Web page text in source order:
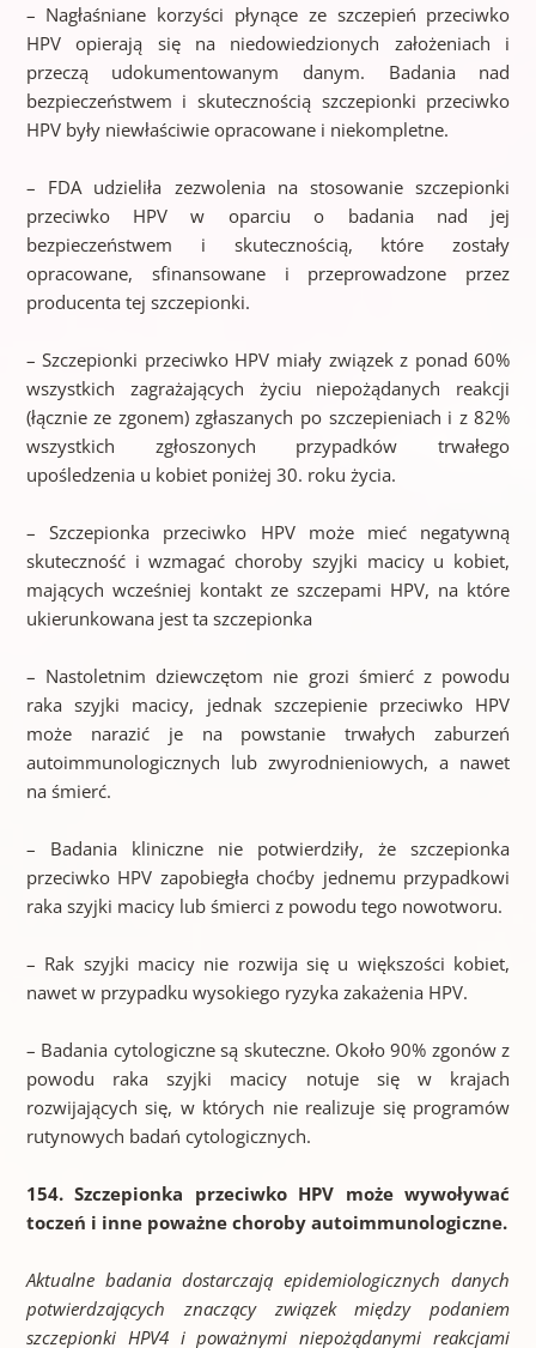
– Nagłaśniane korzyści płynące ze szczepień przeciwko
HPV opierają się na niedowiedzionych założeniach i
przeczą udokumentowanym danym. Badania nad
bezpieczeństwem i skutecznością szczepionki przeciwko
HPV były niewłaściwie opracowane i niekompletne.
– FDA udzieliła zezwolenia na stosowanie szczepionki
przeciwko HPV w oparciu o badania nad jej
bezpieczeństwem i skutecznością, które zostały
opracowane, sfinansowane i przeprowadzone przez
producenta tej szczepionki.
– Szczepionki przeciwko HPV miały związek z ponad 60%
wszystkich zagrażających życiu niepożądanych reakcji
(łącznie ze zgonem) zgłaszanych po szczepieniach i z 82%
wszystkich zgłoszonych przypadków trwałego
upośledzenia u kobiet poniżej 30. roku życia.
– Szczepionka przeciwko HPV może mieć negatywną
skuteczność i wzmagać choroby szyjki macicy u kobiet,
mających wcześniej kontakt ze szczepami HPV, na które
ukierunkowana jest ta szczepionka
– Nastoletnim dziewczętom nie grozi śmierć z powodu
raka szyjki macicy, jednak szczepienie przeciwko HPV
może narazić je na powstanie trwałych zaburzeń
autoimmunologicznych lub zwyrodnieniowych, a nawet
na śmierć.
– Badania kliniczne nie potwierdziły, że szczepionka
przeciwko HPV zapobiegła choćby jednemu przypadkowi
raka szyjki macicy lub śmierci z powodu tego nowotworu.
– Rak szyjki macicy nie rozwija się u większości kobiet,
nawet w przypadku wysokiego ryzyka zakażenia HPV.
– Badania cytologiczne są skuteczne. Około 90% zgonów z
powodu raka szyjki macicy notuje się w krajach
rozwijających się, w których nie realizuje się programów
rutynowych badań cytologicznych.
154. Szczepionka przeciwko HPV może wywoływać
toczeń i inne poważne choroby autoimmunologiczne.
Aktualne badania dostarczają epidemiologicznych danych
potwierdzających znaczący związek między podaniem
szczepionki HPV4 i poważnymi niepożądanymi reakcjami